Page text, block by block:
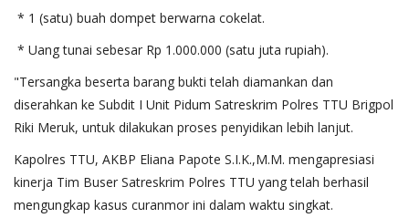
* 1 (satu) buah dompet berwarna cokelat.
* Uang tunai sebesar Rp 1.000.000 (satu juta rupiah).
"Tersangka beserta barang bukti telah diamankan dan
diserahkan ke Subdit I Unit Pidum Satreskrim Polres TTU Brigpol
Riki Meruk, untuk dilakukan proses penyidikan lebih lanjut.
Kapolres TTU, AKBP Eliana Papote S.I.K.,M.M. mengapresiasi
kinerja Tim Buser Satreskrim Polres TTU yang telah berhasil
mengungkap kasus curanmor ini dalam waktu singkat.